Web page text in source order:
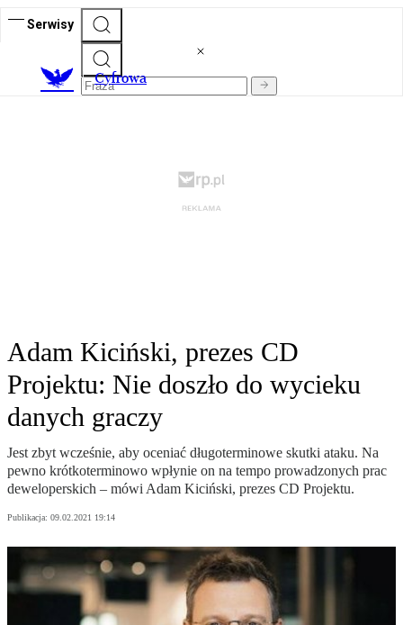
Serwisy
Cyfrowa
Adam Kiciński, prezes CD
Projektu: Nie doszło do wycieku
danych graczy
Jest zbyt wcześnie, aby oceniać długoterminowe skutki ataku. Na
pewno krótkoterminowo wpłynie on na tempo prowadzonych prac
deweloperskich – mówi Adam Kiciński, prezes CD Projektu.
Publikacja: 09.02.2021 19:14